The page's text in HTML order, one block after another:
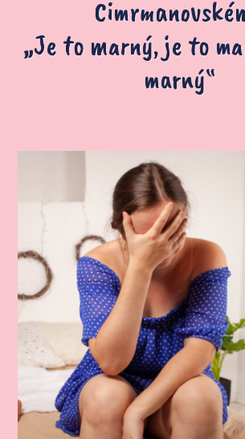
„Je to marný, je to
marný“